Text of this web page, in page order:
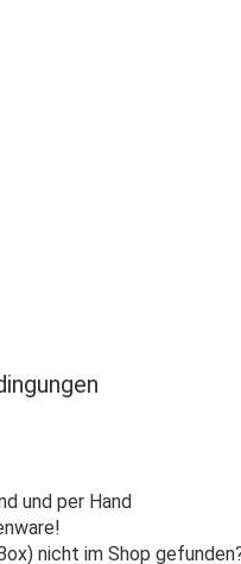
und per Hand
nicht im Shop